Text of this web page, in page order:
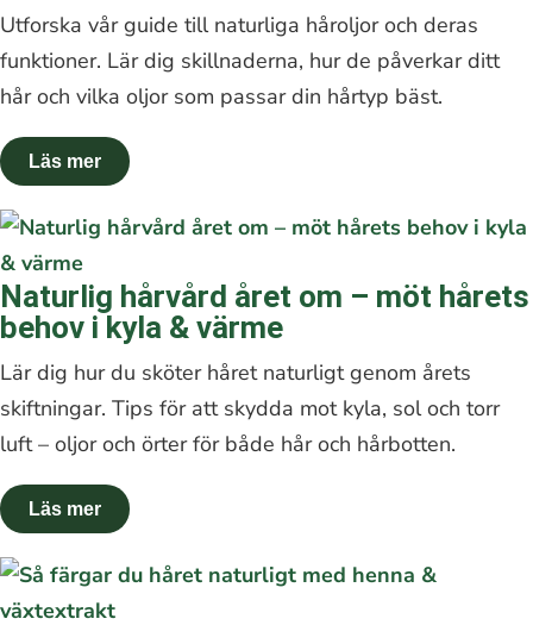
Utforska vår guide till naturliga håroljor och deras
funktioner. Lär dig skillnaderna, hur de påverkar ditt
hår och vilka oljor som passar din hårtyp bäst.
Naturlig hårvård året om – möt hårets
behov i kyla & värme
Lär dig hur du sköter håret naturligt genom årets
skiftningar. Tips för att skydda mot kyla, sol och torr
luft – oljor och örter för både hår och hårbotten.